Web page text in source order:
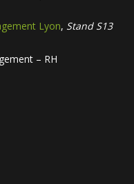
Lyon, Stand S13
– RH